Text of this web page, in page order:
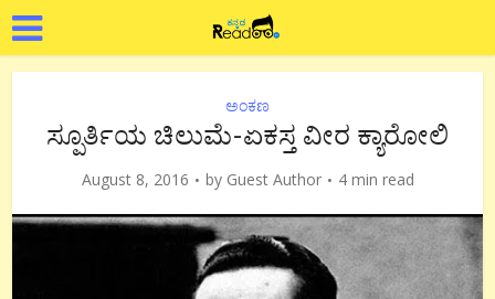
ಅಂಕಣ
ಸ್ಪೂರ್ತಿಯ ಚಿಲುಮೆ-ಏಕಸ್ತ ವೀರ ಕ್ಯಾರೋಲಿ
August 8, 2016 by Guest Author 4 min read